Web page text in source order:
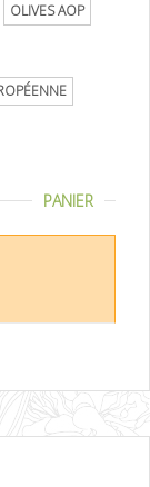
OLIVES AOP
PANIER